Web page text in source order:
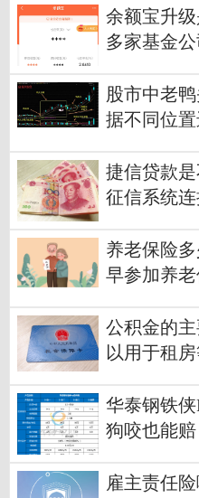
余额宝升
多家基金公
股市中老
据不同位
捷信贷款
征信系统
养老保险
早参加养
公积金的主
以用于租
华泰钢铁
狗咬也能赔
雇主责任